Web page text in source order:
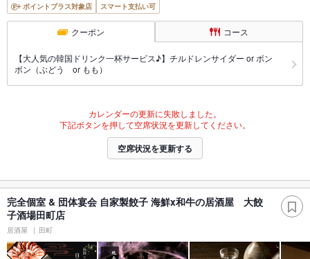
ポイントプラス対象店
スマート支払い可
クーポン コース
【大人気の韓国ドリンク一杯サービス♪】チルドレンサイダー or ボン
ボン（ぶどう or もも）
カレンダーの更新に失敗しました。
下記ボタンを押して空席状況を更新してください。
空席状況を更新する
完全個室 & 団体宴会 自家製餃子 海鮮x和牛の居酒屋 大餃
子酒場田町店
居酒屋 田町